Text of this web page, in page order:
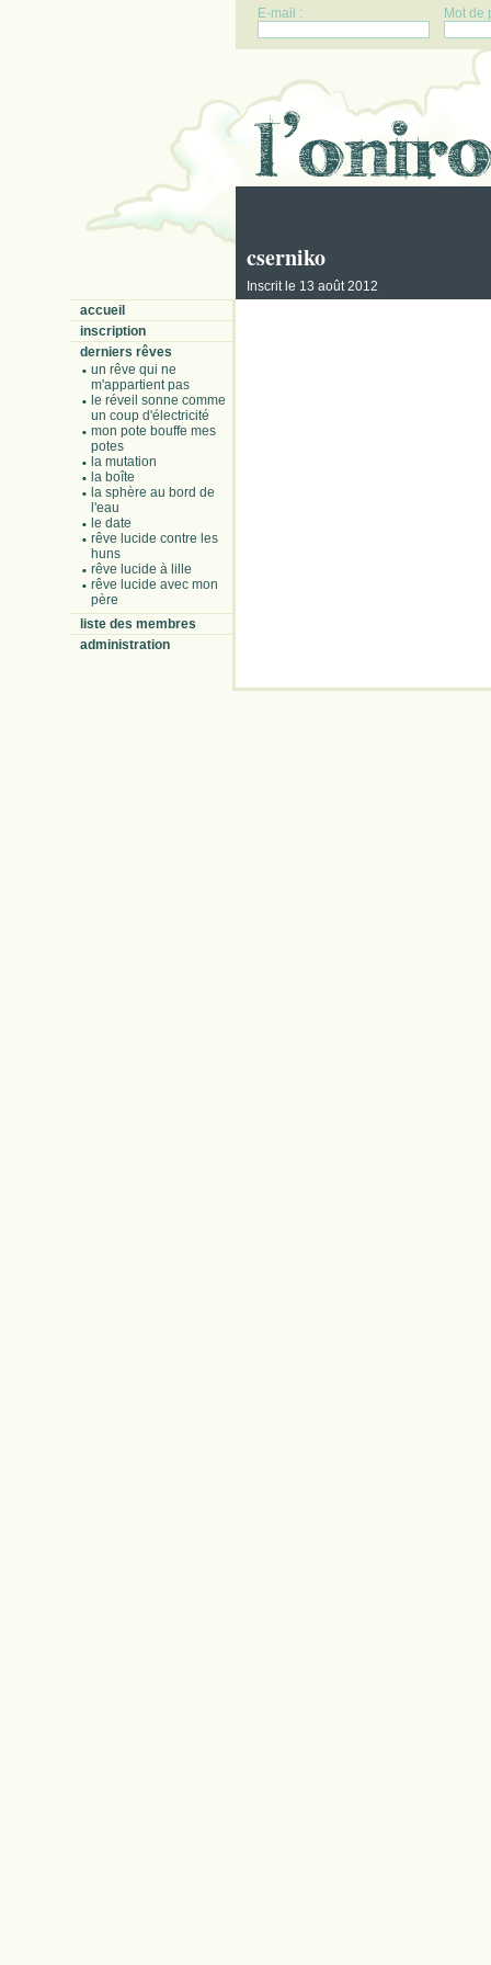
E-mail : Mot de
cserniko
Inscrit le 13 août 2012
accueil
inscription
derniers rêves
un rêve qui ne
m'appartient pas
le réveil sonne comme
un coup d'électricité
mon pote bouffe mes
potes
la mutation
la boîte
la sphère au bord de
l'eau
le date
rêve lucide contre les
huns
rêve lucide à lille
rêve lucide avec mon
père
liste des membres
administration